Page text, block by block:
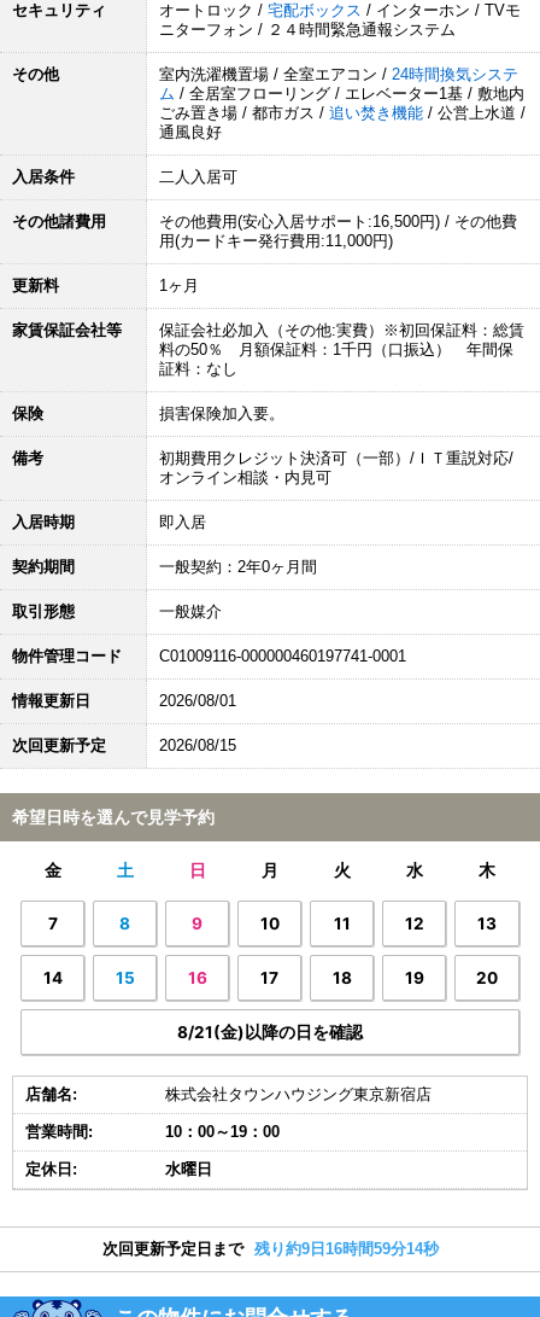
セキュリティ オートロック / 宅配ボックス / インターホン / TVモ
ニターフォン / ２４時間緊急通報システム
その他 室内洗濯機置場 / 全室エアコン / 24時間換気システ
ム / 全居室フローリング / エレベーター1基 / 敷地内
ごみ置き場 / 都市ガス / 追い焚き機能 / 公営上水道 /
通風良好
入居条件 二人入居可
その他諸費用
その他費用(安心入居サポート:16,500円) / その他費
用(カードキー発行費用:11,000円)
更新料 1ヶ月
家賃保証会社等
保証会社必加入（その他:実費）※初回保証料：総賃
料の50％ 月額保証料：1千円（口振込） 年間保
証料：なし
保険 損害保険加入要。
備考
初期費用クレジット決済可（一部）/ＩＴ重説対応/
オンライン相談・内見可
入居時期 即入居
契約期間 一般契約：2年0ヶ月間
取引形態 一般媒介
物件管理コード C01009116-000000460197741-0001
情報更新日 2026/08/01
次回更新予定 2026/08/15
希望日時を選んで見学予約
金 土 日 月 火 水 木
7 8 9 10 11 12 13
14 15 16 17 18 19 20
8/21(金)以降の日を確認
店舗名: 株式会社タウンハウジング東京新宿店
営業時間: 10：00～19：00
定休日: 水曜日
次回更新予定日まで 残り約9日16時間59分13秒